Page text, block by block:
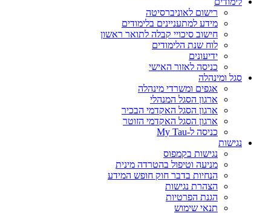
רישום לאוניברסיטה
מידע למתעניינים בלימודים
חישוב סיכויי קבלה לתואר ראשון
לוח שנת הלימודים
ידיעונים
כניסה לאזור האישי
סגל ומינהלה
אגפים ומשרדי מינהלה
ארגון הסגל המנהלי
ארגון הסגל האקדמי הבכיר
ארגון הסגל האקדמי הזוטר
כניסה ל-My Tau
נגישות
נגישות בקמפוס
מניעה וטיפול בהטרדה מינית
הנחיות בדבר חוק חופש המידע
הצהרת נגישות
הגנת הפרטיות
תנאי שימוש